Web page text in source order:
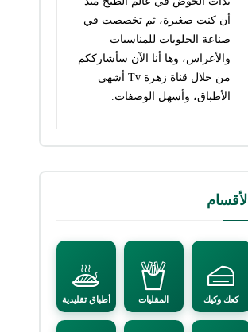
أن كنت صغيرة، ثم تخصصت في
صناعة الحلويات للمناسبات
والأعراس، وها أنا الآن سأشارككم
من خلال قناة زهرة Tv أشهى
الأطباق، وأسهل الوصفات.
الأقسام
كعك وكيك المقليات أطباق تقليدية